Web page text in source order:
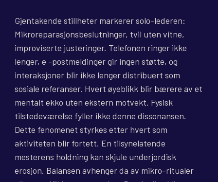
Gjentakende stillheter markerer solo-lederen:
Mikroreparasjonsbeslutninger, tvil uten vitne,
improviserte justeringer. Telefonen ringer ikke
lenger, e -postmeldinger gir ingen støtte, og
interaksjoner blir ikke lenger distribuert som
sosiale referanser. Hvert øyeblikk blir bærere av et
mentalt ekko uten ekstern motvekt. Fysisk
tilstedeværelse fyller ikke denne dissonansen.
Dette fenomenet styrkes etter hvert som
aktiviteten blir fortett. En tilsynelatende
mesterens holdning kan skjule underjordisk
erosjon. Balansen avhenger da av mikro-ritualer